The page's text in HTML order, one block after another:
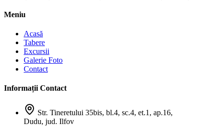
Meniu
Acasă
Tabere
Excursii
Galerie Foto
Contact
Informații Contact
Str. Tineretului 35bis, bl.4, sc.4, et.1, ap.16,
Dudu, jud. Ilfov